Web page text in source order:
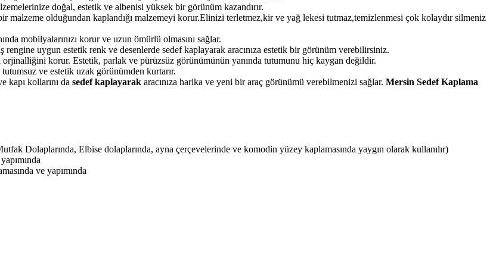
doğal, estetik ve albenisi yüksek bir görünüm kazandırır.
malzeme olduğundan kaplandığı malzemeyi korur.Elinizi terletmez,kir ve yağ lekesi tutmaz,temizlenmesi çok kolaydır silmeniz
mobilyalarınızı korur ve uzun ömürlü olmasını sağlar.
uygun estetik renk ve desenlerde sedef kaplayarak aracınıza estetik bir görünüm verebilirsiniz.
korur. Estetik, parlak ve pürüzsüz görünümünün yanında tutumunu hiç kaygan değildir.
tutumsuz ve estetik uzak görünümden kurtarır.
kapı kollarını da sedef kaplayarak aracınıza harika ve yeni bir araç görünümü verebilmenizi sağlar. Mersin Sedef Kaplama
Dolaplarında, Elbise dolaplarında, ayna çerçevelerinde ve komodin yüzey kaplamasında yaygın olarak kullanılır)
ve yapımında